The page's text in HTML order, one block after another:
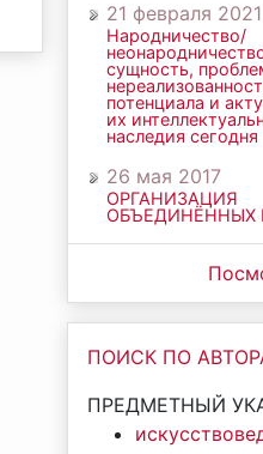
21 февраля 2021
Народничество/
сущность,
потенциала и
их
наследия сегодня
26 мая 2017
ОРГАНИЗАЦИЯ
ОБЪЕДИНЁННЫХ
ПОИСК ПО
ПРЕДМЕТНЫЙ